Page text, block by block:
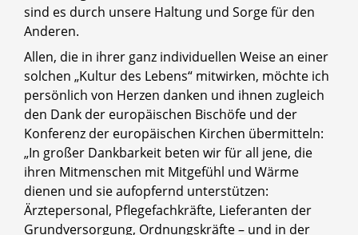
sind es durch unsere Haltung und Sorge für den
Anderen.
Allen, die in ihrer ganz individuellen Weise an einer
solchen „Kultur des Lebens“ mitwirken, möchte ich
persönlich von Herzen danken und ihnen zugleich
den Dank der europäischen Bischöfe und der
Konferenz der europäischen Kirchen übermitteln:
„In großer Dankbarkeit beten wir für all jene, die
ihren Mitmenschen mit Mitgefühl und Wärme
dienen und sie aufopfernd unterstützen:
Ärztepersonal, Pflegefachkräfte, Lieferanten der
Grundversorgung, Ordnungskräfte – und in der